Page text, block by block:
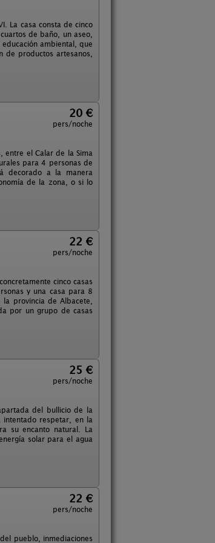
La casa consta de cinco
de baño, un aseo,
ambiental, que
productos artesanos,
20 €
pers/noche
entre el Calar de la Sima
para 4 personas de
decorado a la manera
de la zona, o si lo
22 €
pers/noche
cinco casas
y una casa para 8
provincia de Albacete,
por un grupo de casas
25 €
pers/noche
del bullicio de la
respetar, en la
su encanto natural. La
solar para el agua
22 €
pers/noche
pueblo, inmediaciones